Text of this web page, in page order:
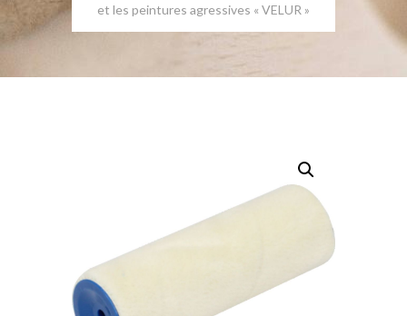
et les peintures agressives « VELUR »